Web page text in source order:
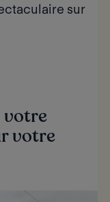
sur
votre
votre